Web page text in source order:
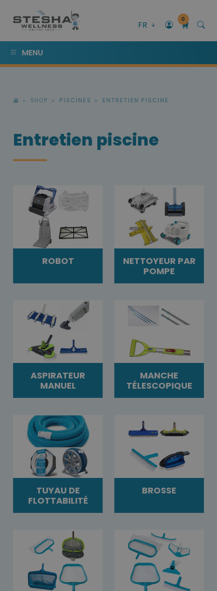
FR
0
MENU
SHOP PISCINES ENTRETIEN PISCINE
Entretien piscine
ROBOT
NETTOYEUR PAR
POMPE
ASPIRATEUR
MANUEL
MANCHE
TÉLESCOPIQUE
TUYAU DE
FLOTTABILITÉ
BROSSE